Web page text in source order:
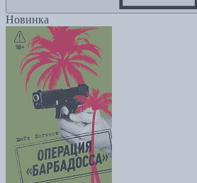
Новинка